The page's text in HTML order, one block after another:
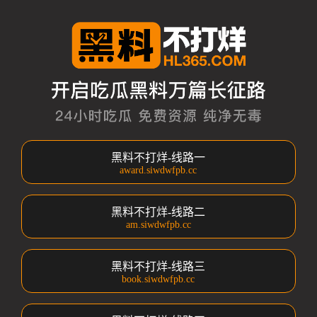
黑料不打烊-线路一
award.siwdwfpb.cc
黑料不打烊-线路二
am.siwdwfpb.cc
黑料不打烊-线路三
book.siwdwfpb.cc